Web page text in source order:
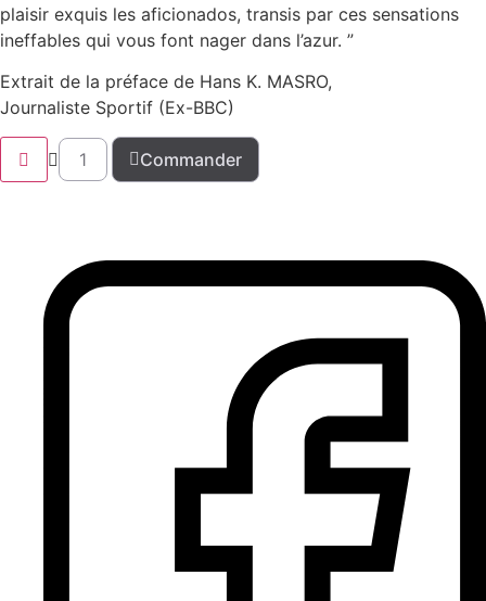
plaisir exquis les aficionados, transis par ces sensations
ineffables qui vous font nager dans l’azur. ”
Extrait de la préface de Hans K. MASRO,
Journaliste Sportif (Ex-BBC)
Commander